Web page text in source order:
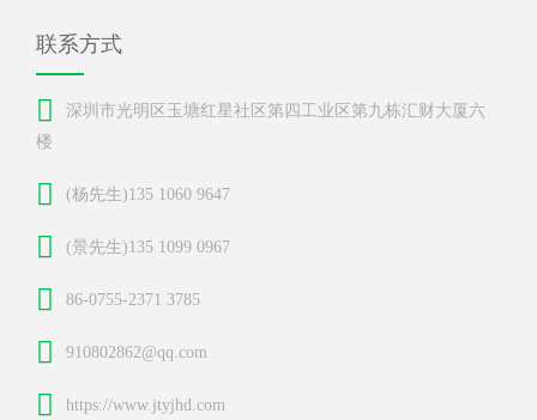
联系方式
深圳市光明区玉塘红星社区第四工业区第九栋汇财大厦六
楼
(杨先生)135 1060 9647
(景先生)135 1099 0967
86-0755-2371 3785
910802862@qq.com
https://www.jtyjhd.com